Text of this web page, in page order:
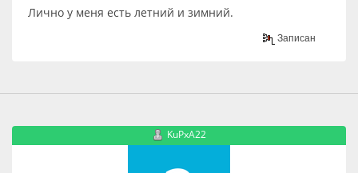
Лично у меня есть летний и зимний.
Записан
KuPxA22